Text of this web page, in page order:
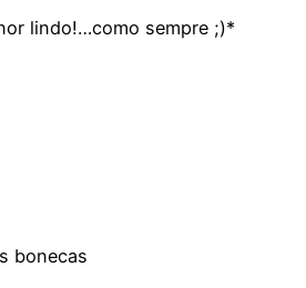
lindo!…como sempre ;)*
bonecas